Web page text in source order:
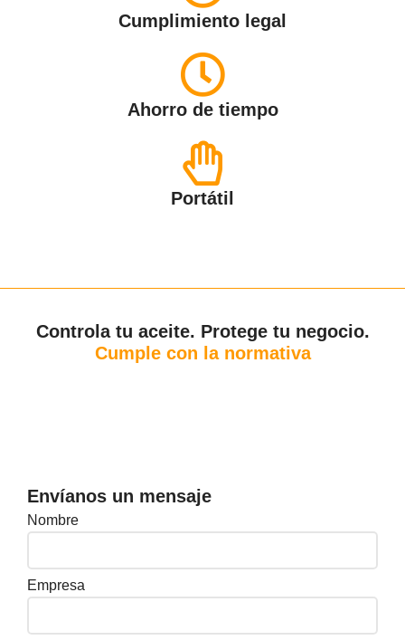
Cumplimiento legal
Ahorro de tiempo
Portátil
Controla tu aceite. Protege tu negocio.
Cumple con la normativa
Envíanos un mensaje
Nombre
Empresa